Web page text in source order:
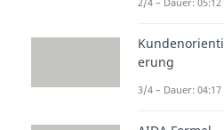
Kundenorienti
erung
3/4 – Dauer: 04:17